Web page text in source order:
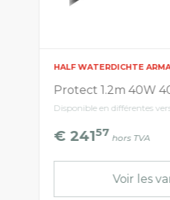
HALF WATERDICHTE
Protect 1.2m 40W
Disponible en différentes
€ 24157 hors TVA
Voir les